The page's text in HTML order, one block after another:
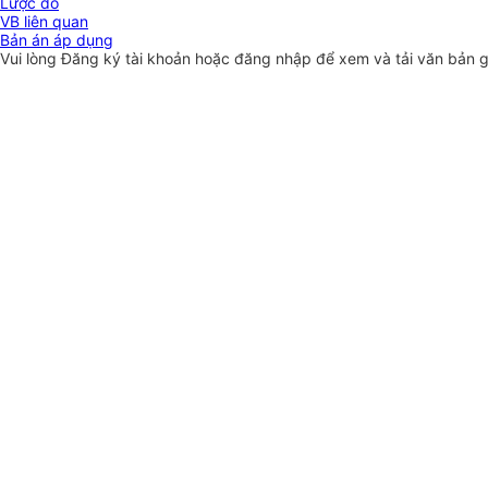
VB liên quan
Bản án áp dụng
Vui lòngĐăng ký tài khoản hoặc đăng nhập để xem và tải văn bản